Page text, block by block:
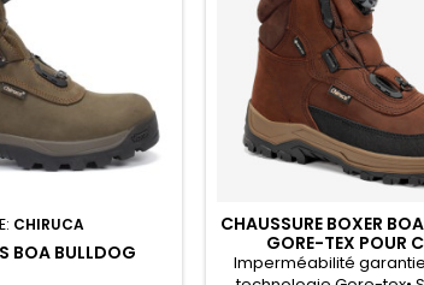
CHIRUCA
BOA BULLDOG
CHAUSSURE BOXER
GORE-TEX POUR
Imperméabilité